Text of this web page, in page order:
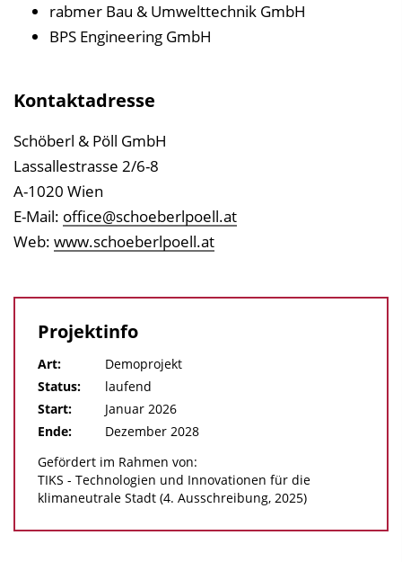
rabmer Bau & Umwelttechnik GmbH
BPS Engineering GmbH
Kontaktadresse
Schöberl & Pöll GmbH
Lassallestrasse 2/6-8
A-1020 Wien
E-Mail: office@schoeberlpoell.at
Web: www.schoeberlpoell.at
Projektinfo
Art:
Demoprojekt
Status:
laufend
Start:
Januar 2026
Ende:
Dezember 2028
Gefördert im Rahmen von:
TIKS - Technologien und Innovationen für die
klimaneutrale Stadt (4. Ausschreibung, 2025)